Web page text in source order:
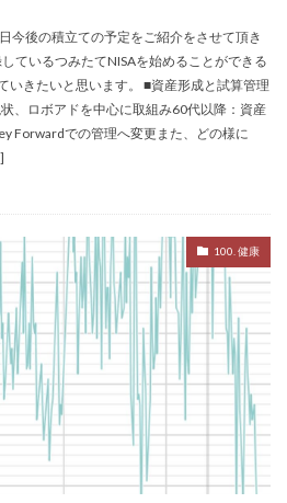
今後の積立ての予定をご紹介をさせて頂き
ているつみたてNISAを始めることができる
いきたいと思います。 ■資産形成と試算管理
ロボアドを中心に取組み60代以降：資産
での管理へ変更また、どの様に
100. 健康